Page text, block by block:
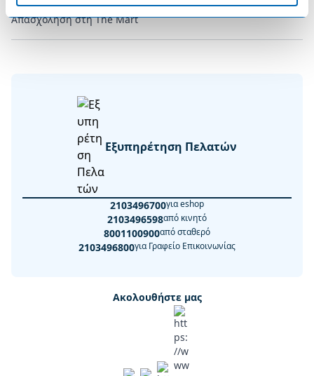
Απασχόληση στη The Mart
Εξυπηρέτηση Πελατών
2103496700για eshop
2103496598από κινητό
8001100900από σταθερό
2103496800για Γραφείο Επικοινωνίας
Ακολουθήστε μας